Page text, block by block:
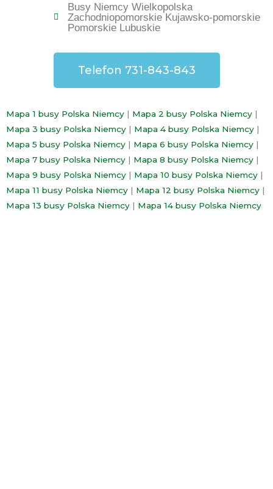
Busy Niemcy Wielkopolska
Zachodniopomorskie Kujawsko-pomorskie
Pomorskie Lubuskie
Telefon 731-843-843
Mapa 1 busy Polska Niemcy | Mapa 2 busy Polska Niemcy |
Mapa 3 busy Polska Niemcy | Mapa 4 busy Polska Niemcy |
Mapa 5 busy Polska Niemcy | Mapa 6 busy Polska Niemcy |
Mapa 7 busy Polska Niemcy | Mapa 8 busy Polska Niemcy |
Mapa 9 busy Polska Niemcy | Mapa 10 busy Polska Niemcy |
Mapa 11 busy Polska Niemcy | Mapa 12 busy Polska Niemcy |
Mapa 13 busy Polska Niemcy | Mapa 14 busy Polska Niemcy